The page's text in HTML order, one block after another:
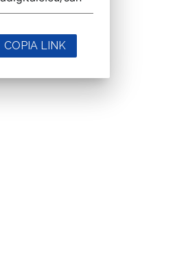
COPIA LINK